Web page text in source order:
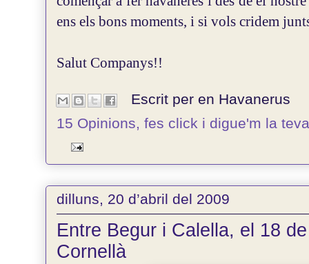
ens els bons moments, i si vols cridem
Salut Companys!!
Escrit per en Havanerus
15 Opinions, fes click i digue'm la teva
dilluns, 20 d’abril del 2009
Entre Begur i Calella, el 18
Cornellà